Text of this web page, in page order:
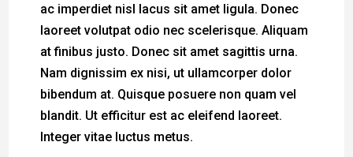
ac imperdiet nisl lacus sit amet ligula. Donec
laoreet volutpat odio nec scelerisque. Aliquam
at finibus justo. Donec sit amet sagittis urna.
Nam dignissim ex nisi, ut ullamcorper dolor
bibendum at. Quisque posuere non quam vel
blandit. Ut efficitur est ac eleifend laoreet.
Integer vitae luctus metus.